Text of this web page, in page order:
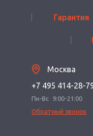
Гарантия
Москва
+7 495 414-28-
Пн-Вс
9:00-21:00
Обратный звонок